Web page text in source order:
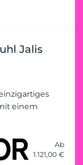
Jalis
einem
Ab
1.121,00 €